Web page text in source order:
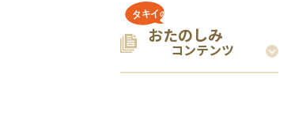
おたのしみ
コンテンツ